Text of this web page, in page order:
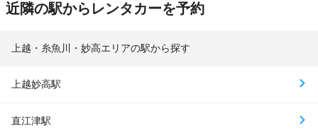
近隣の駅からレンタカーを予約
上越・糸魚川・妙高エリアの駅から探す
上越妙高駅
直江津駅